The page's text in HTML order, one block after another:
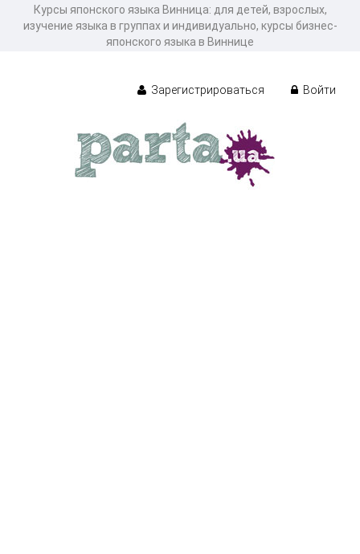
Курсы японского языка Винница: для детей, взрослых,
изучение языка в группах и индивидуально, курсы бизнес-
японского языка в Виннице
Зарегистрироваться Войти